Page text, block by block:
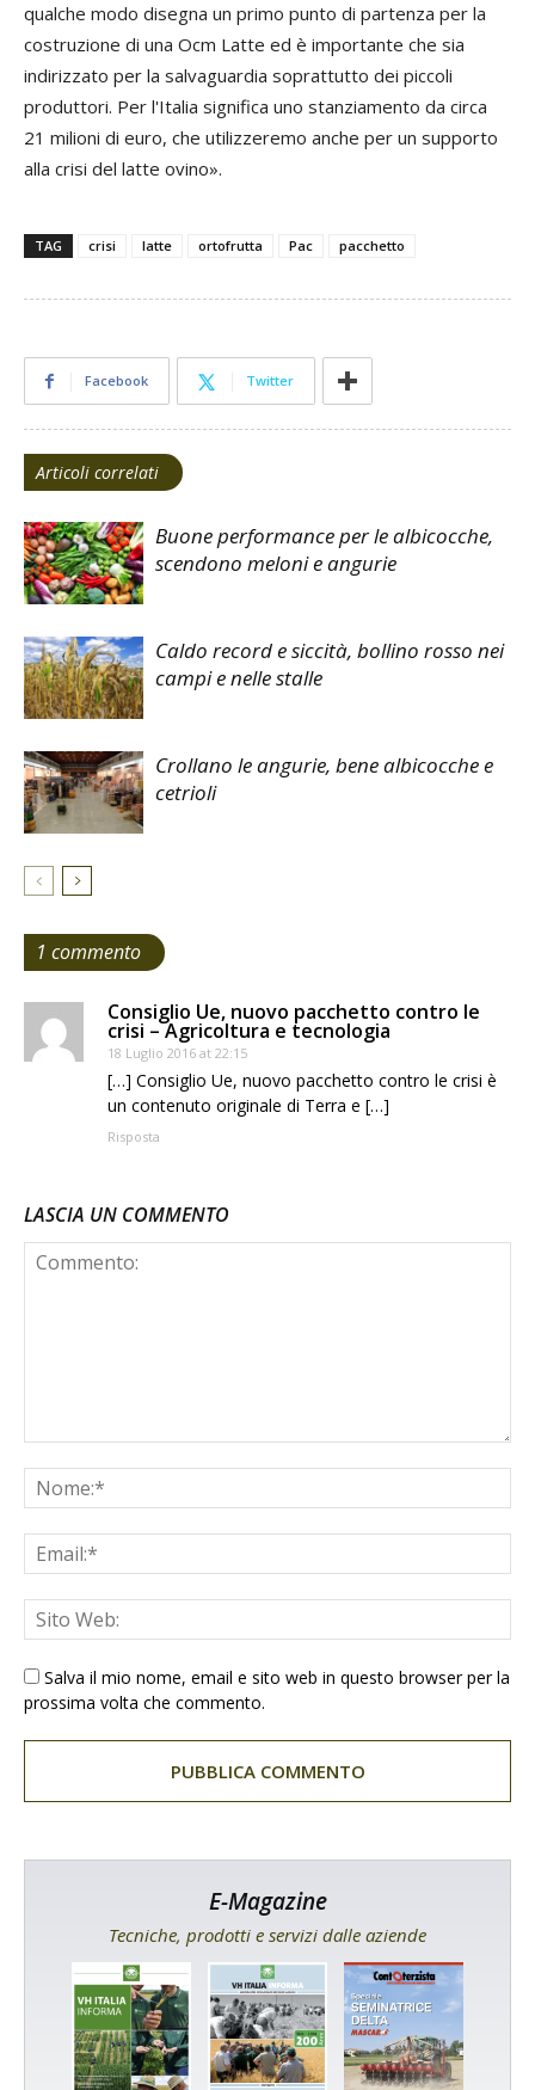
qualche modo disegna un primo punto di partenza per la
costruzione di una Ocm Latte ed è importante che sia
indirizzato per la salvaguardia soprattutto dei piccoli
produttori. Per l'Italia significa uno stanziamento da circa
21 milioni di euro, che utilizzeremo anche per un supporto
alla crisi del latte ovino».
TAG crisi latte ortofrutta Pac pacchetto
Facebook Twitter
Articoli correlati
Buone performance per le albicocche,
scendono meloni e angurie
Caldo record e siccità, bollino rosso nei
campi e nelle stalle
Crollano le angurie, bene albicocche e
cetrioli
1 commento
Consiglio Ue, nuovo pacchetto contro le
crisi – Agricoltura e tecnologia
18 Luglio 2016 at 22:15
[…] Consiglio Ue, nuovo pacchetto contro le crisi è
un contenuto originale di Terra e […]
Risposta
LASCIA UN COMMENTO
Salva il mio nome, email e sito web in questo browser per la
prossima volta che commento.
E-Magazine
Tecniche, prodotti e servizi dalle aziende